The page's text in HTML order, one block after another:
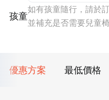
孩童
如有孩童隨行，請於
並補充是否需要兒童
優惠方案 最低價格